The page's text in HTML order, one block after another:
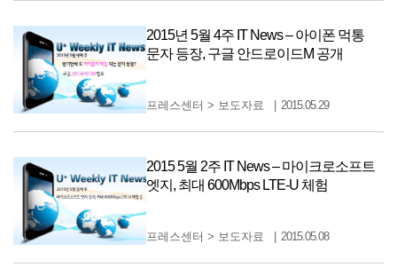
2015년 5월 4주 IT News – 아이폰 먹통
문자 등장, 구글 안드로이드M 공개
프레스센터 > 보도자료 2015.05.29
2015 5월 2주 IT News – 마이크로소프트
엣지, 최대 600Mbps LTE-U 체험
프레스센터 > 보도자료 2015.05.08